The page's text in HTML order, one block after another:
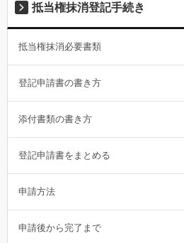
抵当権抹消登記手続き
抵当権抹消必要書類
登記申請書の書き方
添付書類の書き方
登記申請書をまとめる
申請方法
申請後から完了まで